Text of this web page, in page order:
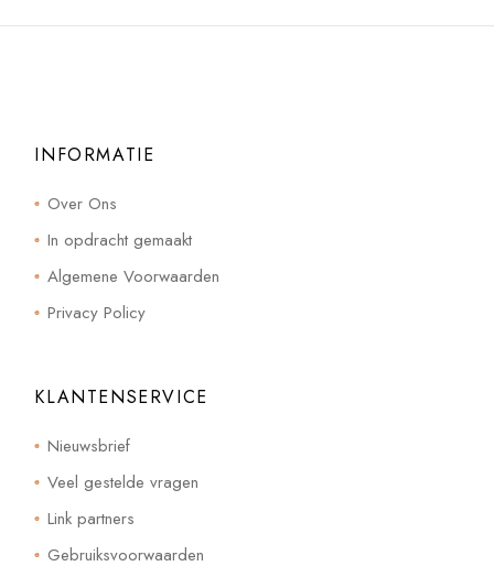
INFORMATIE
Over Ons
In opdracht gemaakt
Algemene Voorwaarden
Privacy Policy
KLANTENSERVICE
Nieuwsbrief
Veel gestelde vragen
Link partners
Gebruiksvoorwaarden